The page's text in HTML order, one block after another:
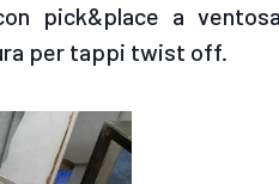
pick&place a
per tappi twist off.